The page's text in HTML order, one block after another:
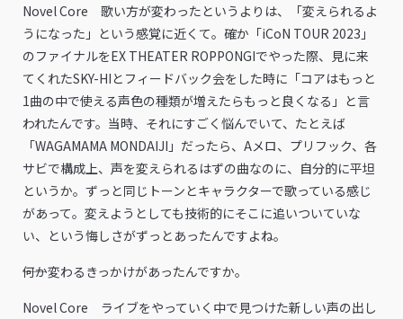
Novel Core 歌い方が変わったというよりは、「変えられるよ
うになった」という感覚に近くて。確か「iCoN TOUR 2023」
のファイナルをEX THEATER ROPPONGIでやった際、見に来
てくれたSKY-HIとフィードバック会をした時に「コアはもっと
1曲の中で使える声色の種類が増えたらもっと良くなる」と言
われたんです。当時、それにすごく悩んでいて、たとえば
「WAGAMAMA MONDAIJI」だったら、Aメロ、プリフック、各
サビで構成上、声を変えられるはずの曲なのに、自分的に平坦
というか。ずっと同じトーンとキャラクターで歌っている感じ
があって。変えようとしても技術的にそこに追いついていな
い、という悔しさがずっとあったんですよね。
――何か変わるきっかけがあったんですか。
Novel Core ライブをやっていく中で見つけた新しい声の出し